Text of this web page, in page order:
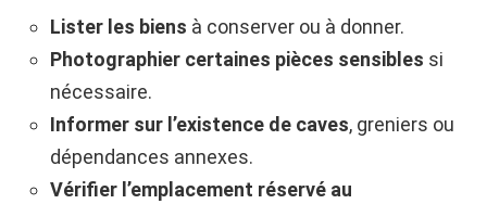
Lister les biens à conserver ou à donner.
Photographier certaines pièces sensibles si
nécessaire.
Informer sur l’existence de caves, greniers ou
dépendances annexes.
Vérifier l’emplacement réservé au